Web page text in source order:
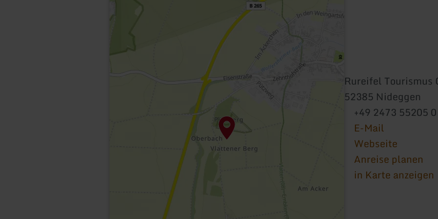
Rureifel Tourismus
52385 Nideggen
+49 2473 55205 0
E-Mail
Webseite
Anreise planen
in Karte anzeigen